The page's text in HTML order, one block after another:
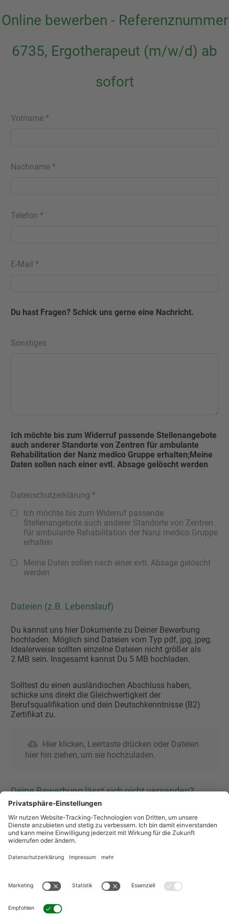
Online bewerben - Referenznummer
6735, Ergotherapeut (m/w/d) ab
sofort
Vorname *
Nachname *
Telefon *
E-Mail *
Du hast Fragen? Schick uns gerne eine Nachricht.
Sonstiges
Ich möchte bis zum Widerruf passende Stellenangebote
auch anderer Standorte von Zentren für ambulante
Rehabilitation der Nanz medico Gruppe erhalten;Meine
Daten sollen nach einer evtl. Absage gelöscht werden
Datenschutzerklärung *
Ich möchte bis zum Widerruf passende
Stellenangebote auch anderer Standorte von Zentren
für ambulante Rehabilitation der Nanz medico Gruppe
erhalten
Meine Daten sollen nach einer evtl. Absage gelöscht
werden
Dateien (z.B. Lebenslauf)
Du kannst uns hier Dokumente zu Deiner Bewerbung
hochladen. Möglich sind Dateien vom Typ pdf, jpg, jpeg.
Idealerweise sollten einzelne Dateien nicht größer als
2 MB sein. Insgesamt kannst Du 5 MB hochladen.
Solltest du einen ausländischen Abschluss haben,
schicke uns direkt die Gleichwertigkeit der
Berufsqualifikation und dein Deutschkenntnisse (B2)
Zertifikat zu.
Hier klicken, Leertaste drücken oder Dateien
hier hin ziehen, um sie hochzuladen.
Deine Bewerbung lässt sich nicht versenden?
nicht auf die "DANKE" Seite weitergeleitet wirst, prüfe
bitte, ob Du alle Pflichtfelder ausgefüllt hast. Achte auf
die roten Hinweisbalken über den jeweiligen
ist?
Wenn die Daten erfolgreich übermittelt wurden, werden
Sie automatisch zur "DANKE-Seite" weitergeleitet. Diese